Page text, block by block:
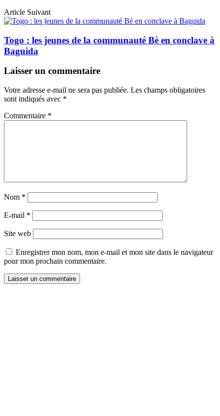
Article Suivant
Togo : les jeunes de la communauté Bè en conclave à
Baguida
Laisser un commentaire
Votre adresse e-mail ne sera pas publiée. Les champs obligatoires
sont indiqués avec *
Commentaire *
Nom *
E-mail *
Site web
Enregistrer mon nom, mon e-mail et mon site dans le navigateur
pour mon prochain commentaire.